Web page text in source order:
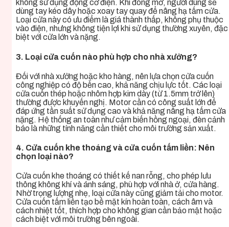
không sử dụng động cơ điện. Khi đóng mở, người dùng sẽ
dùng tay kéo dây hoặc xoay tay quay để nâng hạ tấm cửa.
Loại cửa này có ưu điểm là giá thành thấp, không phụ thuộc
vào điện, nhưng không tiện lợi khi sử dụng thường xuyên, đặc
biệt với cửa lớn và nặng.
3. Loại cửa cuốn nào phù hợp cho nhà xưởng?
Đối với nhà xưởng hoặc kho hàng, nên lựa chọn cửa cuốn
công nghiệp có độ bền cao, khả năng chịu lực tốt. Các loại
cửa cuốn thép hoặc nhôm hợp kim dày (từ 1.5mm trở lên)
thường được khuyến nghị. Motor cần có công suất lớn để
đáp ứng tần suất sử dụng cao và khả năng nâng hạ tấm cửa
nặng. Hệ thống an toàn như cảm biến hồng ngoại, đèn cảnh
báo là những tính năng cần thiết cho môi trường sản xuất.
4. Cửa cuốn khe thoáng và cửa cuốn tấm liền: Nên
chọn loại nào?
Cửa cuốn khe thoáng có thiết kế nan rỗng, cho phép lưu
thông không khí và ánh sáng, phù hợp với nhà ở, cửa hàng.
Nhờ trọng lượng nhẹ, loại cửa này cũng giảm tải cho motor.
Cửa cuốn tấm liền tạo bề mặt kín hoàn toàn, cách âm và
cách nhiệt tốt, thích hợp cho không gian cần bảo mật hoặc
cách biệt với môi trường bên ngoài.